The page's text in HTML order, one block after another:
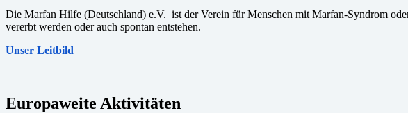
Die Marfan Hilfe (Deutschland) e.V. ist der Verein für Menschen mit Marfan-Syndrom
vererbt werden oder auch spontan entstehen.
Unser Leitbild
Europaweite Aktivitäten